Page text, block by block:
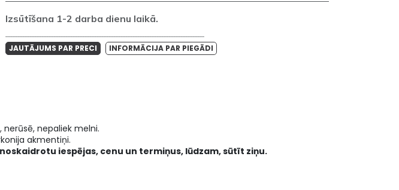
Izsūtīšana 1-2 darba dienu laikā.
JAUTĀJUMS PAR PRECI INFORMĀCIJA PAR PIEGĀDI
nepaliek melni.
akmentiņi.
iespējas, cenu un termiņus, lūdzam, sūtīt ziņu.